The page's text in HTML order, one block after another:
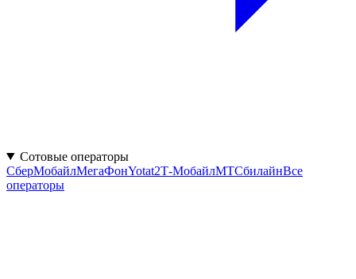
Сотовые операторы
СберМобайлМегаФонYotat2Т‑МобайлМТСбилайнВсе
операторы